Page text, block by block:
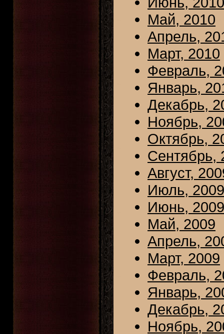
Май, 2010
Апрель,
Март, 2010
Февраль,
Январь,
Декабрь,
Ноябрь,
Октябрь,
Сентябрь,
Август,
Июль, 2009
Июнь, 2009
Май, 2009
Апрель,
Март, 2009
Февраль,
Январь,
Декабрь,
Ноябрь,